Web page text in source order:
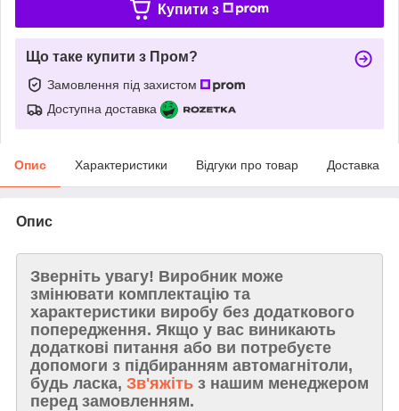
Купити з
Що таке купити з Пром?
Замовлення під захистом
Доступна доставка
Опис Характеристики Відгуки про товар Доставка
Опис
Зверніть увагу! Виробник може
змінювати комплектацію та
характеристики виробу без додаткового
попередження. Якщо у вас виникають
додаткові питання або ви потребуєте
допомоги з підбиранням автомагнітоли,
будь ласка, Зв'яжіть з нашим менеджером
перед замовленням.